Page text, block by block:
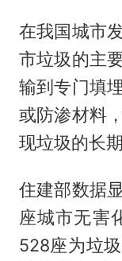
在我国城市
市垃圾的主
输到专门填
或防渗材料
现垃圾的长期
住建部数据
座城市无害
528座为垃